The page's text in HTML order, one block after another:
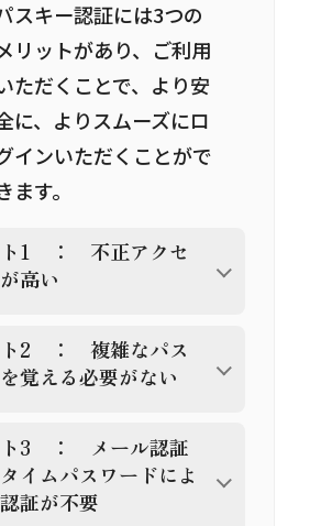
スキー認証には3つの
リットがあり、ご利用
ただくことで、より安
に、よりスムーズにロ
インいただくことがで
ます。
ト1 ： 不正アクセ
高い
ト2 ： 複雑なパス
覚える必要がない
ト3 ： メール認証
イムパスワードによ
証が不要